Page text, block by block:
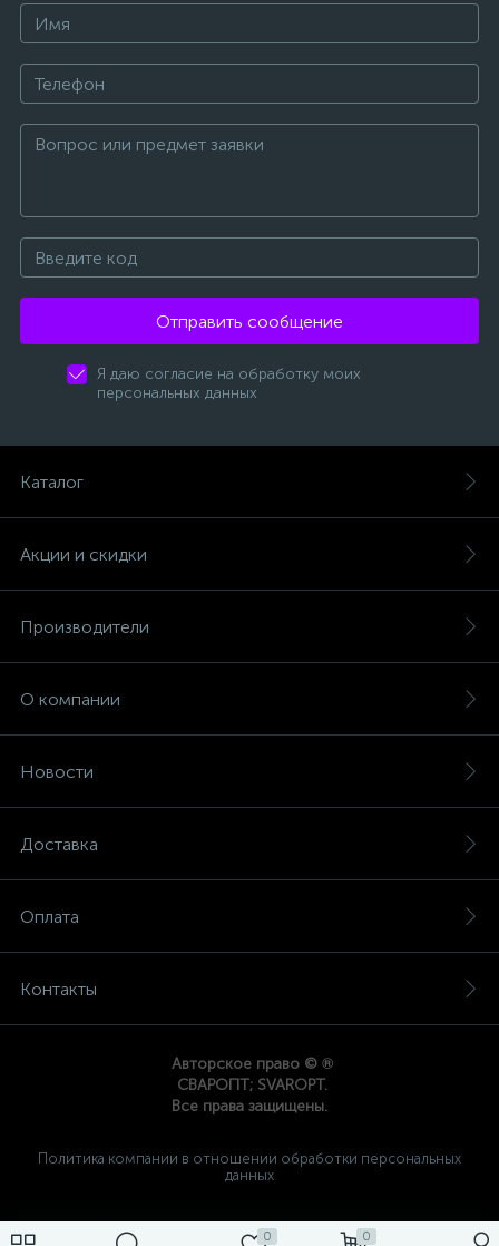
0 0
Отправить сообщение
Я даю согласие на обработку моих
персональных данных
Каталог
Акции и скидки
Производители
О компании
Новости
Доставка
Оплата
Контакты
Авторское право © ®
СВАРОПТ; SVAROPT.
Все права защищены.
Политика компании в отношении обработки персональных
данных